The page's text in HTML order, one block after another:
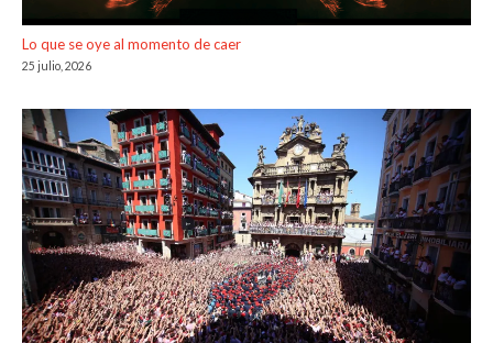
Lo que se oye al momento de caer
25 julio, 2026